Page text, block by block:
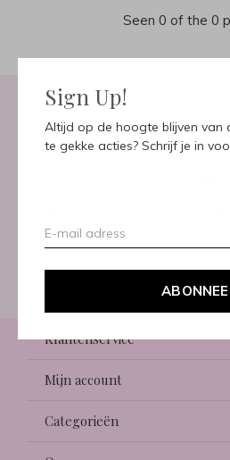
Sign Up!
Altijd op de hoogte blijven van
te gekke acties? Schrijf je in
Seen 0 of the 0
Meld je aan
Klantenservice
Mijn account
Categorieën